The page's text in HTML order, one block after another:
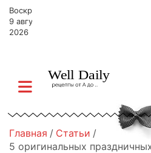
Воскресенье,
9 августа,
2026
Главная
Статьи
5 оригинальных